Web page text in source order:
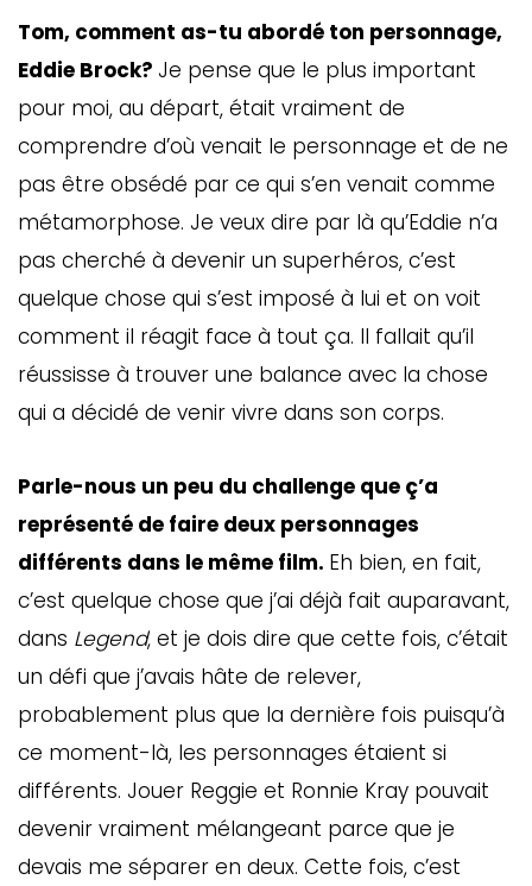
Tom, comment as-tu abordé ton personnage,
Eddie Brock? Je pense que le plus important
pour moi, au départ, était vraiment de
comprendre d’où venait le personnage et de ne
pas être obsédé par ce qui s’en venait comme
métamorphose. Je veux dire par là qu’Eddie n’a
pas cherché à devenir un superhéros, c’est
quelque chose qui s’est imposé à lui et on voit
comment il réagit face à tout ça. Il fallait qu’il
réussisse à trouver une balance avec la chose
qui a décidé de venir vivre dans son corps.
Parle-nous un peu du challenge que ç’a
représenté de faire deux personnages
différents dans le même film. Eh bien, en fait,
c’est quelque chose que j’ai déjà fait auparavant,
dans Legend, et je dois dire que cette fois, c’était
un défi que j’avais hâte de relever,
probablement plus que la dernière fois puisqu’à
ce moment-là, les personnages étaient si
différents. Jouer Reggie et Ronnie Kray pouvait
devenir vraiment mélangeant parce que je
devais me séparer en deux. Cette fois, c’est